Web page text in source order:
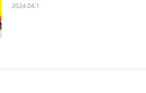
2024.04.1